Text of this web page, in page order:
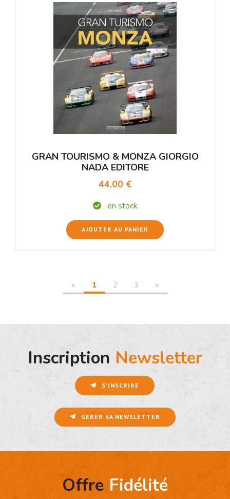
GRAN TOURISMO & MONZA GIORGIO
NADA EDITORE
44,00 €
en stock
AJOUTER AU PANIER
« 1 2 3 »
S'INSCRIRE
GÉRER SA NEWSLETTER
Inscription Newsletter
Offre Fidélité